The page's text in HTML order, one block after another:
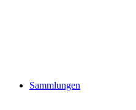
Sammlungen